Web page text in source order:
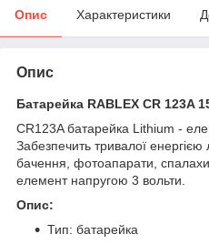
Опис Характеристики
Опис
Батарейка RABLEX CR 123A
СR123A батарейка Lithium -
Забезпечить тривалої енергією
бачення, фотоапарати, спалахи,
елемент напругою 3 вольти.
Опис:
Тип: батарейка